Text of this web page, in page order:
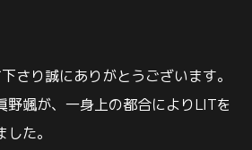
さり誠にありがとうございます。
野颯が、一身上の都合によりLITを
た。